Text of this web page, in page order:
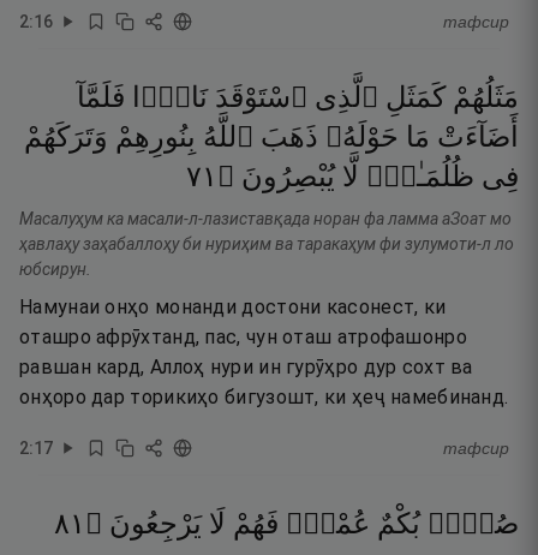
2:16 тафсир
مَثَلُهُمْ كَمَثَلِ ٱلَّذِى ٱسْتَوْقَدَ نَارًۭا
فَلَمَّآ
أَضَآءَتْ مَا حَوْلَهُۥ ذَهَبَ ٱللَّهُ بِنُورِهِمْ وَتَرَكَهُمْ
فِى ظُلُمَـٰتٍۢ لَّا يُبْصِرُونَ ۝ ١٧
Масалуҳум ка масали-л-лазиставқада норан фа ламма аЗоат мо
ҳавлаҳу заҳабаллоҳу би нуриҳим ва таракаҳум фи зулумоти-л ло
юбсирун.
Намунаи онҳо монанди достони касонест, ки
оташро афрӯхтанд, пас, чун оташ атрофашонро
равшан кард, Аллоҳ нури ин гурӯҳро дур сохт ва
онҳоро дар торикиҳо бигузошт, ки ҳеҷ намебинанд.
2:17 тафсир
صُمٌّۢ بُكْمٌ عُمْىٌۭ فَهُمْ لَا يَرْجِعُونَ ۝ ١٨